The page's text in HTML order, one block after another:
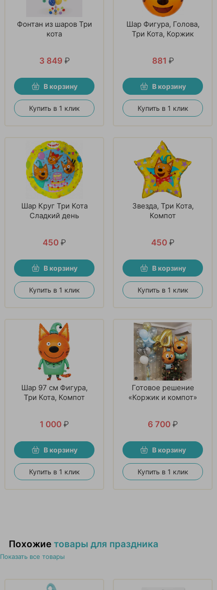
Фонтан из шаров Три
кота
3 849 ₽
В корзину
Купить в 1 клик
Шар Фигура, Голова,
Три Кота, Коржик
881 ₽
В корзину
Купить в 1 клик
Шар Круг Три Кота
Сладкий день
450 ₽
В корзину
Купить в 1 клик
Звезда, Три Кота,
Компот
450 ₽
В корзину
Купить в 1 клик
Шар 97 см Фигура,
Три Кота, Компот
1 000 ₽
В корзину
Купить в 1 клик
Готовое решение
«Коржик и компот»
6 700 ₽
В корзину
Купить в 1 клик
Похожие товары для праздника
Показать все товары